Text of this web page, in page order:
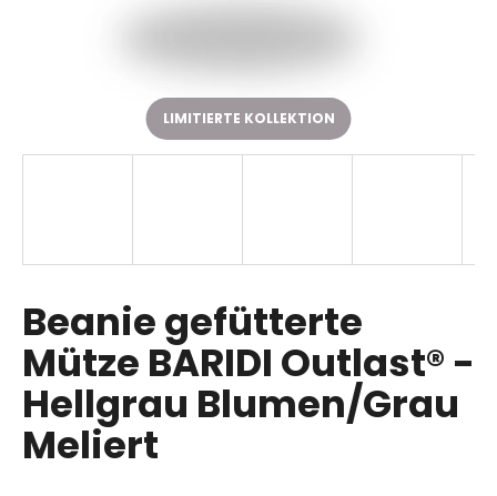
Beanie gefütterte
Mütze BARIDI Outlast® -
Hellgrau Blumen/Grau
Meliert
LIMITIERTE KOLLEKTION
p
f
e
h
l
e
n